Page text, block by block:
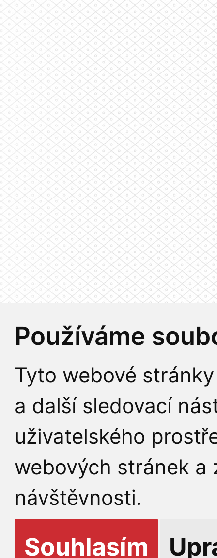
Používáme
Tyto webové
a další sledovací
uživatelského
webových stránek a
návštěvnosti.
Souhlasím